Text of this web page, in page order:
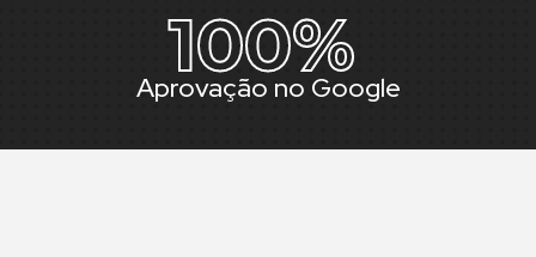
100%
Aprovação no Google